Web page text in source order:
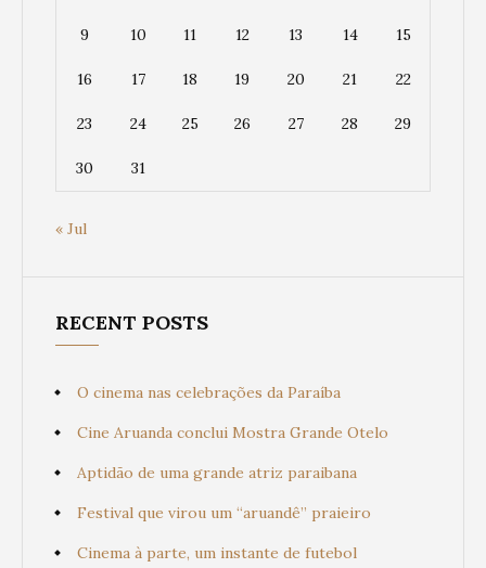
9 10 11 12 13 14 15
16 17 18 19 20 21 22
23 24 25 26 27 28 29
30 31
« Jul
RECENT POSTS
O cinema nas celebrações da Paraíba
Cine Aruanda conclui Mostra Grande Otelo
Aptidão de uma grande atriz paraibana
Festival que virou um “aruandê” praieiro
Cinema à parte, um instante de futebol